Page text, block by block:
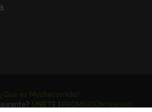
¿Qué es Muchacomida?
ÚNETE
PROMOCIÓN nuevos